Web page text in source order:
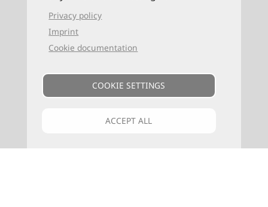
0521 94649-0 (Mo–Fr: 9–16 Uhr)
info@reise-know-how.de
Privacy policy
Imprint
Cookie documentation
COOKIE SETTINGS
ACCEPT ALL